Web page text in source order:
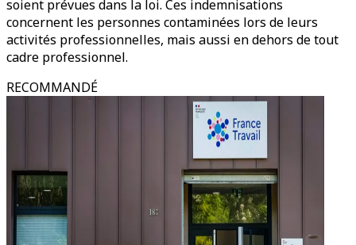
soient prévues dans la loi. Ces indemnisations
concernent les personnes contaminées lors de leurs
activités professionnelles, mais aussi en dehors de tout
cadre professionnel.
RECOMMANDÉ